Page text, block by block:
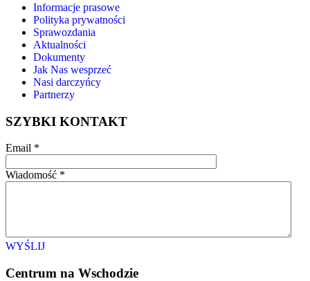
Informacje prasowe
Polityka prywatności
Sprawozdania
Aktualności
Dokumenty
Jak Nas wesprzeć
Nasi darczyńcy
Partnerzy
SZYBKI KONTAKT
Email *
Wiadomość *
WYŚLIJ
Centrum na Wschodzie